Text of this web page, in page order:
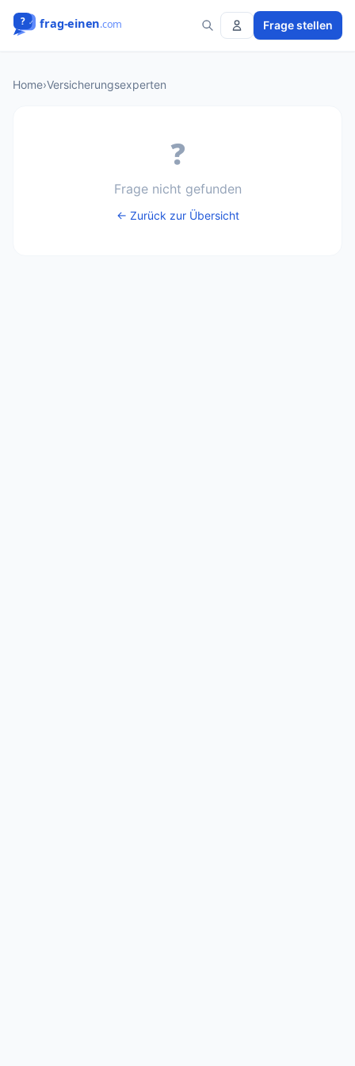
Frage stellen
Home›Versicherungsexperten
❓
Frage nicht gefunden
← Zurück zur Übersicht